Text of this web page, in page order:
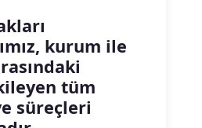
kurum ile
tüm
süreçleri